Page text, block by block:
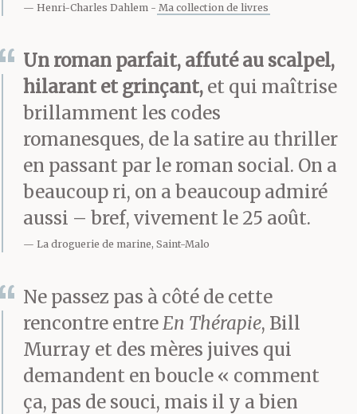
Henri-Charles Dahlem Ma collection de livres
Un roman parfait, affuté au scalpel,
hilarant et grinçant, et qui maîtrise
brillamment les codes
romanesques, de la satire au thriller
en passant par le roman social. On a
beaucoup ri, on a beaucoup admiré
aussi – bref, vivement le 25 août.
La droguerie de marine, Saint-Malo
Ne passez pas à côté de cette
rencontre entreEn Thérapie, Bill
Murray et des mères juives qui
demandent en boucle « comment
ça, pas de souci, mais il y a bien